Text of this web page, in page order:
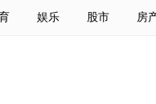
娱乐 股市 房